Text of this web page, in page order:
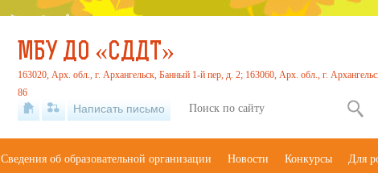
МБУ ДО «СДДТ»
163020, Арх. обл., г. Архангельск, Банный 1-й пер, д. 2; 163060, Арх. обл., г.
86
Написать письмо
Сведения об образовательной организации Новости Конкурсы Для